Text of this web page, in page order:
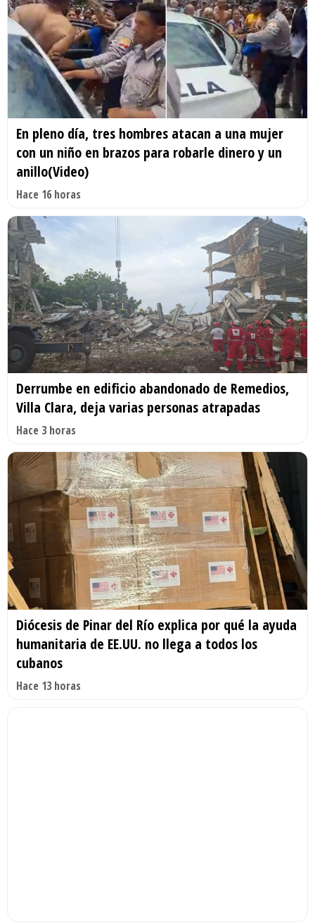
En pleno día, tres hombres atacan a una mujer
con un niño en brazos para robarle dinero y un
anillo(Video)
Hace 16 horas
Derrumbe en edificio abandonado de Remedios,
Villa Clara, deja varias personas atrapadas
Hace 3 horas
Diócesis de Pinar del Río explica por qué la ayuda
humanitaria de EE.UU. no llega a todos los
cubanos
Hace 13 horas